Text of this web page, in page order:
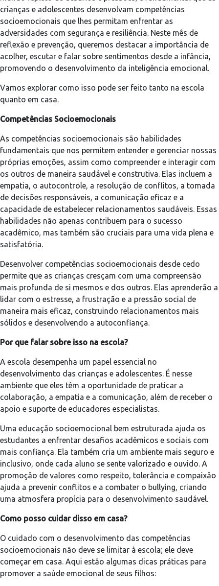
crianças e adolescentes desenvolvam competências
socioemocionais que lhes permitam enfrentar as
adversidades com segurança e resiliência. Neste mês de
reflexão e prevenção, queremos destacar a importância de
acolher, escutar e falar sobre sentimentos desde a infância,
promovendo o desenvolvimento da inteligência emocional.
Vamos explorar como isso pode ser feito tanto na escola
quanto em casa.
Competências Socioemocionais
As competências socioemocionais são habilidades
fundamentais que nos permitem entender e gerenciar nossas
próprias emoções, assim como compreender e interagir com
os outros de maneira saudável e construtiva. Elas incluem a
empatia, o autocontrole, a resolução de conflitos, a tomada
de decisões responsáveis, a comunicação eficaz e a
capacidade de estabelecer relacionamentos saudáveis. Essas
habilidades não apenas contribuem para o sucesso
acadêmico, mas também são cruciais para uma vida plena e
satisfatória.
Desenvolver competências socioemocionais desde cedo
permite que as crianças cresçam com uma compreensão
mais profunda de si mesmos e dos outros. Elas aprenderão a
lidar com o estresse, a frustração e a pressão social de
maneira mais eficaz, construindo relacionamentos mais
sólidos e desenvolvendo a autoconfiança.
Por que falar sobre isso na escola?
A escola desempenha um papel essencial no
desenvolvimento das crianças e adolescentes. É nesse
ambiente que eles têm a oportunidade de praticar a
colaboração, a empatia e a comunicação, além de receber o
apoio e suporte de educadores especialistas.
Uma educação socioemocional bem estruturada ajuda os
estudantes a enfrentar desafios acadêmicos e sociais com
mais confiança. Ela também cria um ambiente mais seguro e
inclusivo, onde cada aluno se sente valorizado e ouvido. A
promoção de valores como respeito, tolerância e compaixão
ajuda a prevenir conflitos e a combater o bullying, criando
uma atmosfera propícia para o desenvolvimento saudável.
Como posso cuidar disso em casa?
O cuidado com o desenvolvimento das competências
socioemocionais não deve se limitar à escola; ele deve
começar em casa. Aqui estão algumas dicas práticas para
promover a saúde emocional de seus filhos: